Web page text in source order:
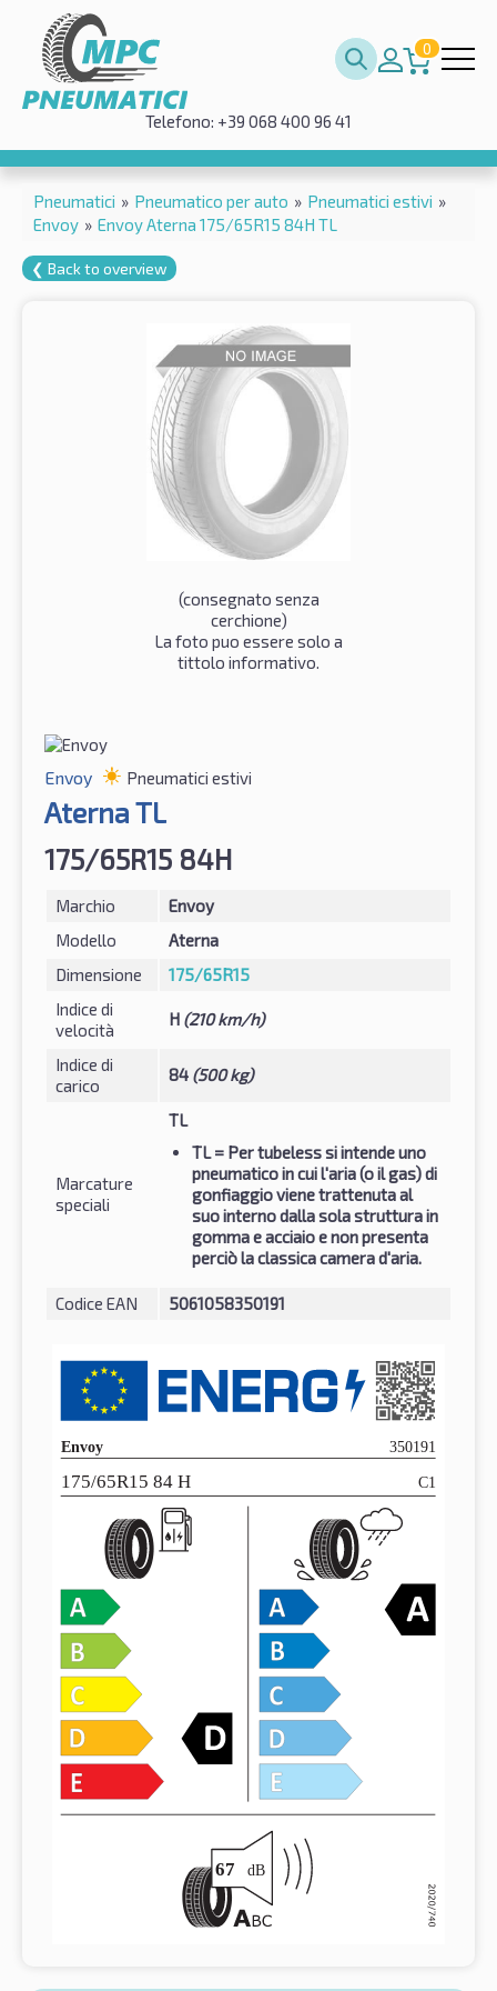
0
Telefono: +39 068 400 96 41
Pneumatici » Pneumatico per auto » Pneumatici estivi »
Envoy » Envoy Aterna 175/65R15 84H TL
❮ Back to overview
(consegnato senza
cerchione)
La foto puo essere solo a
tittolo informativo.
Envoy Pneumatici estivi
Aterna TL
175/65R15 84H
Marchio
Envoy
Modello
Aterna
Dimensione
175/65R15
Indice di
velocità
H (210 km/h)
Indice di
carico
84 (500 kg)
Marcature
speciali
TL
TL= Per tubeless si intende uno
pneumatico in cui l'aria (o il gas) di
gonfiaggio viene trattenuta al
suo interno dalla sola struttura in
gomma e acciaio e non presenta
perciò la classica camera d'aria.
Codice EAN 5061058350191